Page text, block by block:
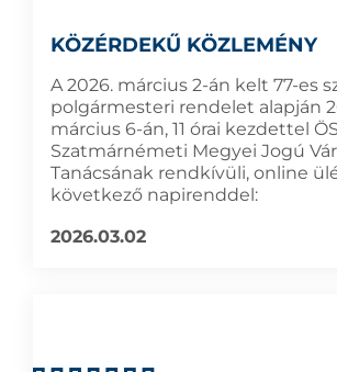
KÖZÉRDEKŰ KÖZLEMÉNY
A 2026. március 2-án kelt 77-es
polgármesteri rendelet alapján
március 6-án, 11 órai kezdettel
Szatmárnémeti Megyei Jogú
Tanácsának rendkívüli, online
következő napirenddel:
2026.03.02